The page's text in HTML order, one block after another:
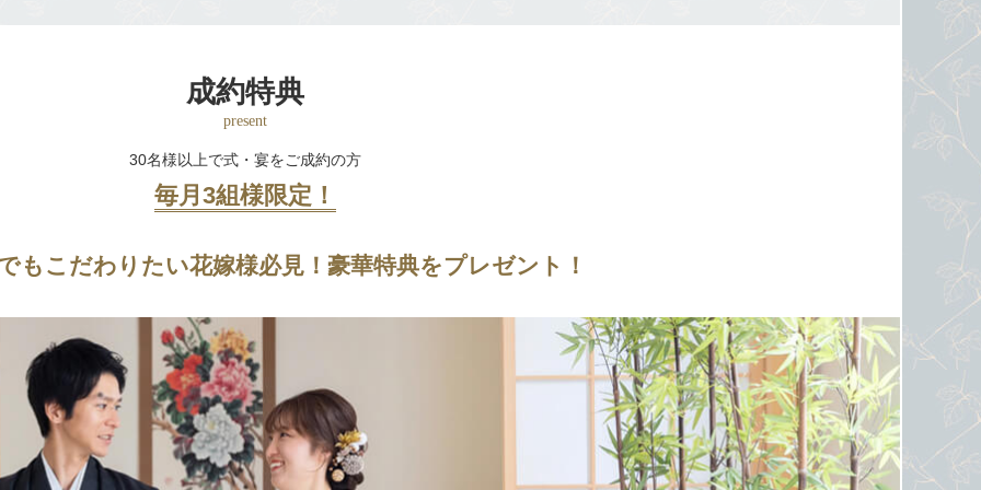
成約特典
present
30名様以上で式・宴をご成約の方
毎月3組様限定！
もこだわりたい花嫁様必見！豪華特典をプレゼント！